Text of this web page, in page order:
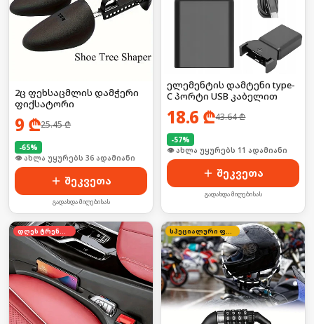
2ც ფეხსაცმლის დამჭერი
ფიქსატორი
9 ₾25.45₾
-65%
🛒 ბოლო 24სთ-ში იყიდა 48-მა
შეკვეთა
გადახდა მიღებისას
ელემენტის დამტენი type-
C პორტი USB კაბელით
18.6 ₾43.64₾
-57%
🛒 ბოლო 24სთ-ში იყიდა 17-მა
შეკვეთა
გადახდა მიღებისას
დღეს ტრენდში სპეციალური ფასი